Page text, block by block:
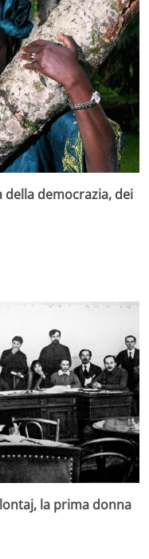
della democrazia, dei
la prima donna